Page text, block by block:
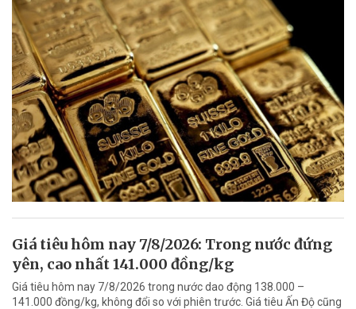
Giá tiêu hôm nay 7/8/2026: Trong nước đứng
yên, cao nhất 141.000 đồng/kg
Giá tiêu hôm nay 7/8/2026 trong nước dao động 138.000 –
141.000 đồng/kg, không đổi so với phiên trước. Giá tiêu Ấn Độ cũng